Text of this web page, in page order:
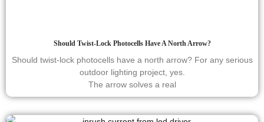
Should Twist-Lock Photocells Have A North Arrow?
Should twist-lock photocells have a north arrow? For any serious
outdoor lighting project, yes.
The arrow solves a real